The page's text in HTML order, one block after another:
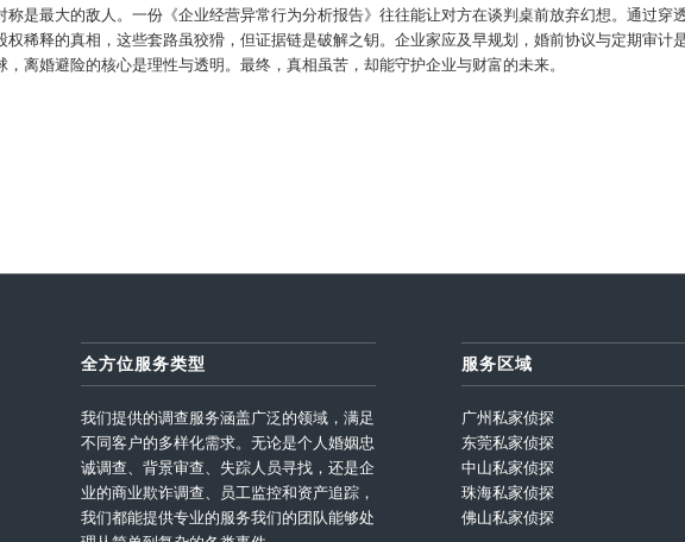
是最大的敌人。一份《企业经营异常行为分析报告》往往能让对方在谈判桌前放弃幻想。通过穿
稀释的真相，这些套路虽狡猾，但证据链是破解之钥。企业家应及早规划，婚前协议与定期审计
离婚避险的核心是理性与透明。最终，真相虽苦，却能守护企业与财富的未来。
全方位服务类型
我们提供的调查服务涵盖广泛的领域，满足
不同客户的多样化需求。无论是个人婚姻忠
诚调查、背景审查、失踪人员寻找，还是企
业的商业欺诈调查、员工监控和资产追踪，
我们都能提供专业的服务我们的团队能够处
服务区域
广州私家侦探
东莞私家侦探
中山私家侦探
珠海私家侦探
佛山私家侦探